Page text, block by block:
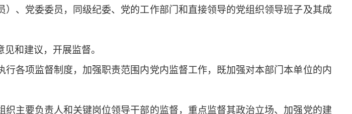
、党委委员，同级纪委、党的工作部门和直接领导的党组织领导班子及其成
和建议，开展监督。
项监督制度，加强职责范围内党内监督工作，既加强对本部门本单位的内
要负责人和关键岗位领导干部的监督，重点监督其政治立场、加强党的建